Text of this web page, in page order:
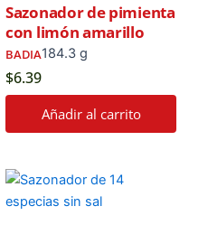
Sazonador de pimienta
con limón amarillo
BADIA184.3 g
$6.39
Añadir al carrito